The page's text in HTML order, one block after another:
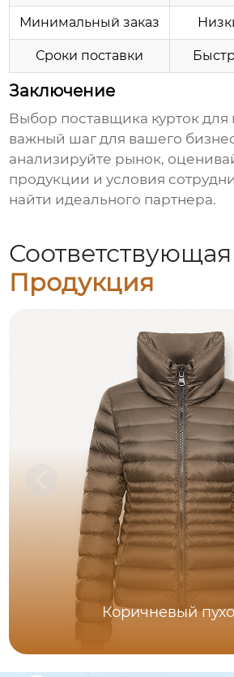
Минимальный заказ
Сроки поставки
Заключение
Выбор поставщика курток
важный шаг для вашего
анализируйте рынок,
продукции и условия
найти идеального партнера.
Соответствующая
Продукция
Коричневый